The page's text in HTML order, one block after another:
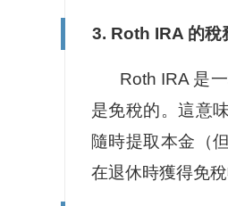
3. Roth IRA 的稅
Roth IRA 是
是免稅的。這意
隨時提取本金（
在退休時獲得免